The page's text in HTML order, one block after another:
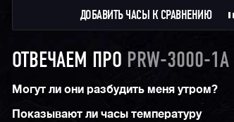
ДОБАВИТЬ ЧАСЫ К СРАВНЕНИЮ
ОТВЕЧАЕМ ПРО PRW-3000-1A
Могут ли они разбудить меня утром?
Показывают ли часы температуру